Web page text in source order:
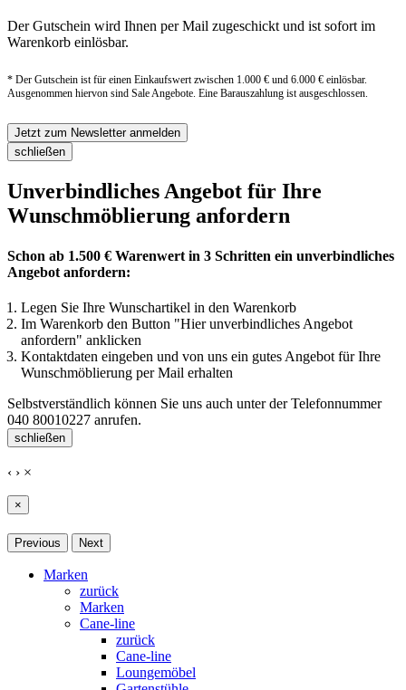
Der Gutschein wird Ihnen per Mail zugeschickt und ist sofort im
Warenkorb einlösbar.
* Der Gutschein ist für einen Einkaufswert zwischen 1.000 € und 6.000 € einlösbar.
Ausgenommen hiervon sind Sale Angebote. Eine Barauszahlung ist ausgeschlossen.
Jetzt zum Newsletter anmelden
schließen
Unverbindliches Angebot für Ihre
Wunschmöblierung anfordern
Schon ab 1.500 € Warenwert in 3 Schritten ein unverbindliches
Angebot anfordern:
Legen Sie Ihre Wunschartikel in den Warenkorb
Im Warenkorb den Button "Hier unverbindliches Angebot
anfordern" anklicken
Kontaktdaten eingeben und von uns ein gutes Angebot für Ihre
Wunschmöblierung per Mail erhalten
Selbstverständlich können Sie uns auch unter der Telefonnummer
040 80010227 anrufen.
schließen
‹ › ×
×
Previous Next
Marken
zurück
Marken
Cane-line
zurück
Cane-line
Loungemöbel